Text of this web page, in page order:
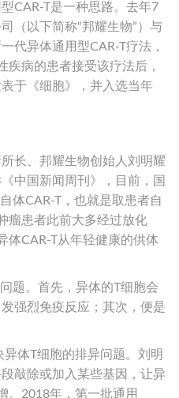
CAR-T是一种思路。去年7
（以下简称“邦耀生物”）与
代异体通用型CAR-T疗法，
疾病的患者接受该疗法后，
于《细胞》，并入选当年
长、邦耀生物创始人刘明耀
中国新闻周刊》，目前，国
体CAR-T，也就是取患者自
瘤患者此前大多经过放化
体CAR-T从年轻健康的供体
题。首先，异体的T细胞会
强烈免疫反应；其次，便是
体T细胞的排异问题。刘明
敲除或加入某些基因，让异
。2018年，第一批通用